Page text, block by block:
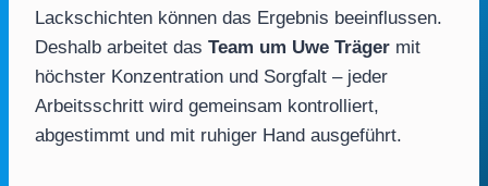
Lackschichten können das Ergebnis beeinflussen.
Deshalb arbeitet das Team um Uwe Träger mit
höchster Konzentration und Sorgfalt – jeder
Arbeitsschritt wird gemeinsam kontrolliert,
abgestimmt und mit ruhiger Hand ausgeführt.